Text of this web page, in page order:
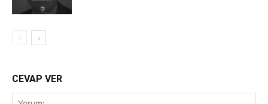
CEVAP VER